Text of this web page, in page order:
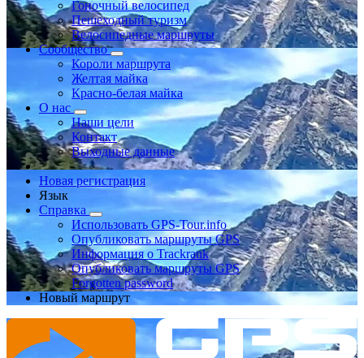
Гоночный велосипед
Пешеходный туризм
Велосипедные маршруты
Сообщество
Короли маршрута
Желтая майка
Красно-белая майка
О нас
Наши цели
Контакт
Выходные данные
Новая регистрация
Язык
Справка
Использовать GPS-Tour.info
Опубликовать маршруты GPS
Информация о Trackrank
Опубликовать маршруты GPS
Forgotten password
Новый маршрут